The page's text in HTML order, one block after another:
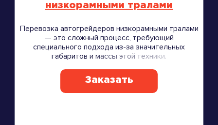
низкорамными тралами
Перевозка автогрейдеров низкорамными тралами
— это сложный процесс, требующий
специального подхода из-за значительных
габаритов и массы этой техники.
Заказать